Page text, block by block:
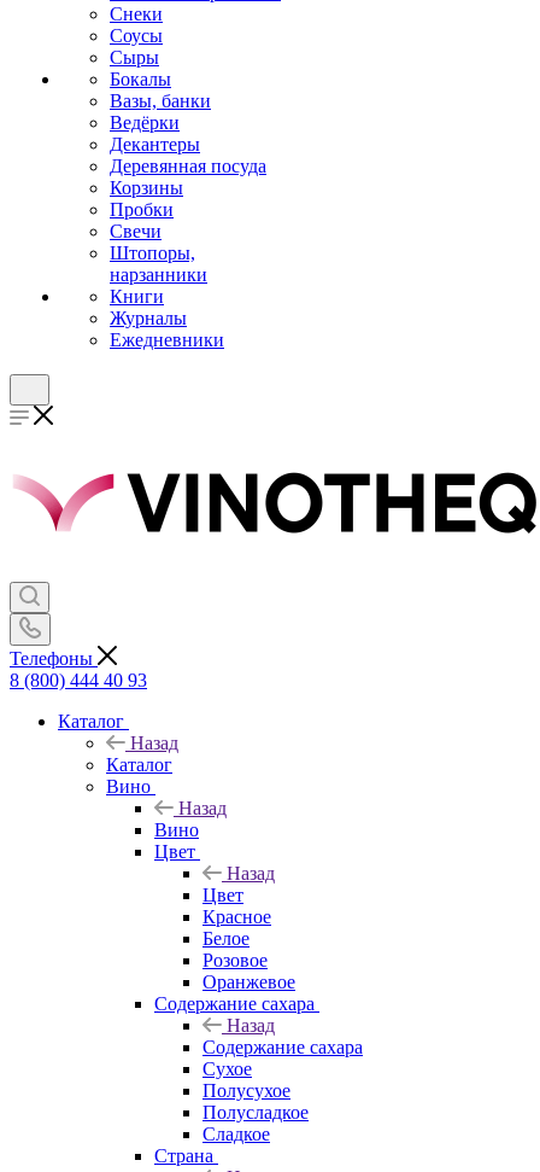
Снеки
Соусы
Сыры
Бокалы
Вазы, банки
Ведёрки
Декантеры
Деревянная посуда
Корзины
Пробки
Свечи
Штопоры,
нарзанники
Книги
Журналы
Ежедневники
Телефоны
8 (800) 444 40 93
Каталог
Назад
Каталог
Вино
Назад
Вино
Цвет
Назад
Цвет
Красное
Белое
Розовое
Оранжевое
Содержание сахара
Назад
Содержание сахара
Сухое
Полусухое
Полусладкое
Сладкое
Страна